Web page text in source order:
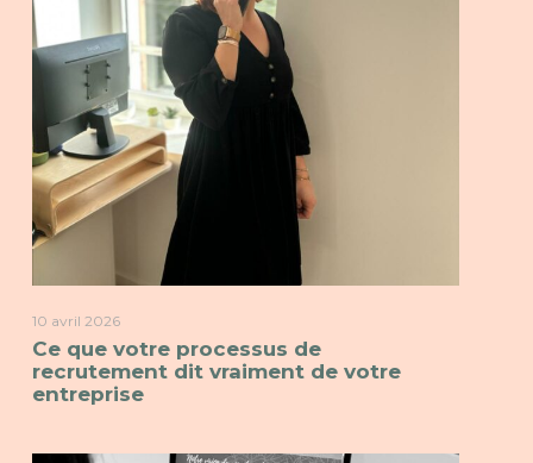
10 avril 2026
Ce que votre processus de
recrutement dit vraiment de votre
entreprise